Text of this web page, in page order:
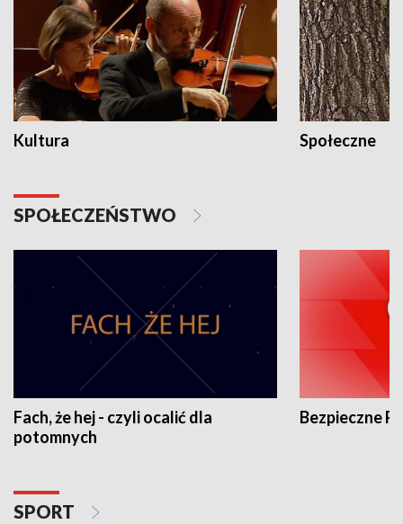
Kultura Społeczne
SPOŁECZEŃSTWO
Fach, że hej - czyli ocalić dla
potomnych
Bezpieczne
SPORT